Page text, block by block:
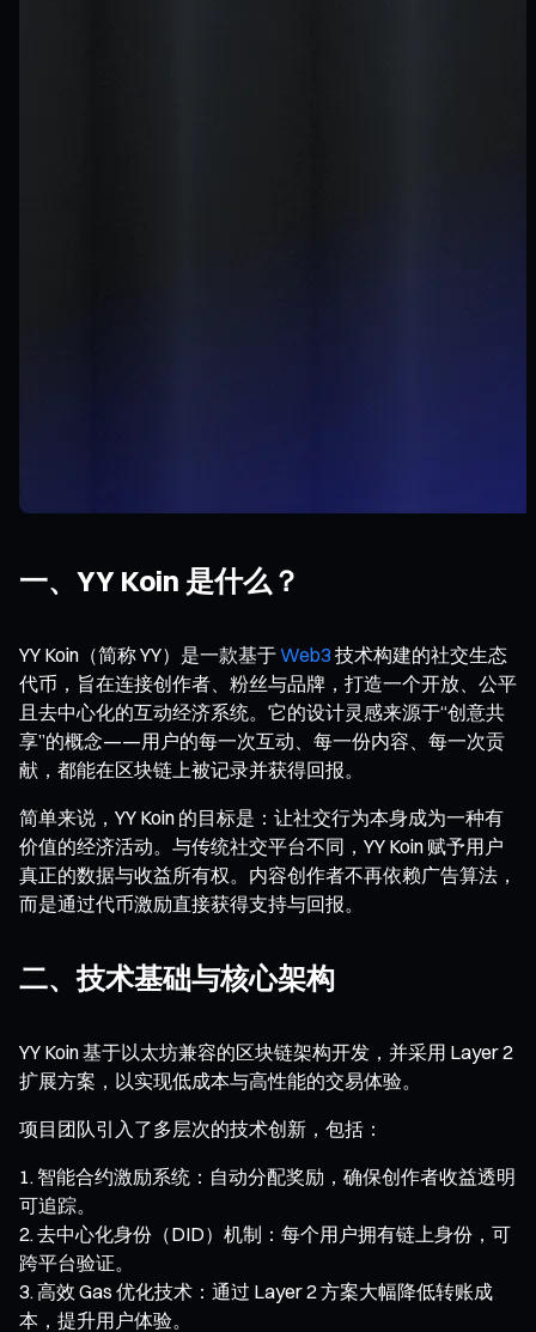
一、YY Koin 是什么？
YY Koin（简称 YY）是一款基于Web3 技术构建的社交生态
代币，旨在连接创作者、粉丝与品牌，打造一个开放、公平
且去中心化的互动经济系统。它的设计灵感来源于“创意共
享”的概念——用户的每一次互动、每一份内容、每一次贡
献，都能在区块链上被记录并获得回报。
简单来说，YY Koin 的目标是：让社交行为本身成为一种有
价值的经济活动。与传统社交平台不同，YY Koin 赋予用户
真正的数据与收益所有权。内容创作者不再依赖广告算法，
而是通过代币激励直接获得支持与回报。
二、技术基础与核心架构
YY Koin 基于以太坊兼容的区块链架构开发，并采用 Layer 2
扩展方案，以实现低成本与高性能的交易体验。
项目团队引入了多层次的技术创新，包括：
智能合约激励系统：自动分配奖励，确保创作者收益透明
可追踪。
去中心化身份（DID）机制：每个用户拥有链上身份，可
跨平台验证。
高效 Gas 优化技术：通过 Layer 2 方案大幅降低转账成
本，提升用户体验。